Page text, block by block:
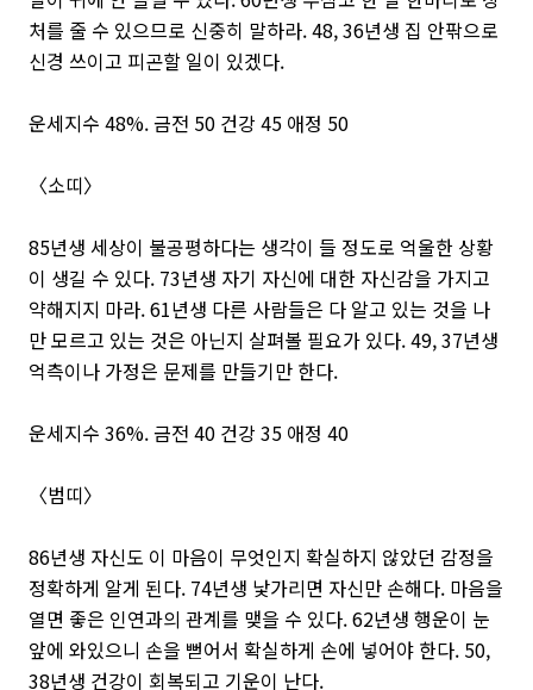
처를 줄 수 있으므로 신중히 말하라. 48, 36년생 집 안팎으로
신경 쓰이고 피곤할 일이 있겠다.
운세지수 48%. 금전 50 건강 45 애정 50
〈소띠〉
85년생 세상이 불공평하다는 생각이 들 정도로 억울한 상황
이 생길 수 있다. 73년생 자기 자신에 대한 자신감을 가지고
약해지지 마라. 61년생 다른 사람들은 다 알고 있는 것을 나
만 모르고 있는 것은 아닌지 살펴볼 필요가 있다. 49, 37년생
억측이나 가정은 문제를 만들기만 한다.
운세지수 36%. 금전 40 건강 35 애정 40
〈범띠〉
86년생 자신도 이 마음이 무엇인지 확실하지 않았던 감정을
정확하게 알게 된다. 74년생 낯가리면 자신만 손해다. 마음을
열면 좋은 인연과의 관계를 맺을 수 있다. 62년생 행운이 눈
앞에 와있으니 손을 뻗어서 확실하게 손에 넣어야 한다. 50,
38년생 건강이 회복되고 기운이 난다.